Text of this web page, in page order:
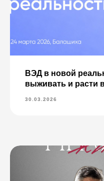
ВЭД в новой
выживать и расти
30.03.2026